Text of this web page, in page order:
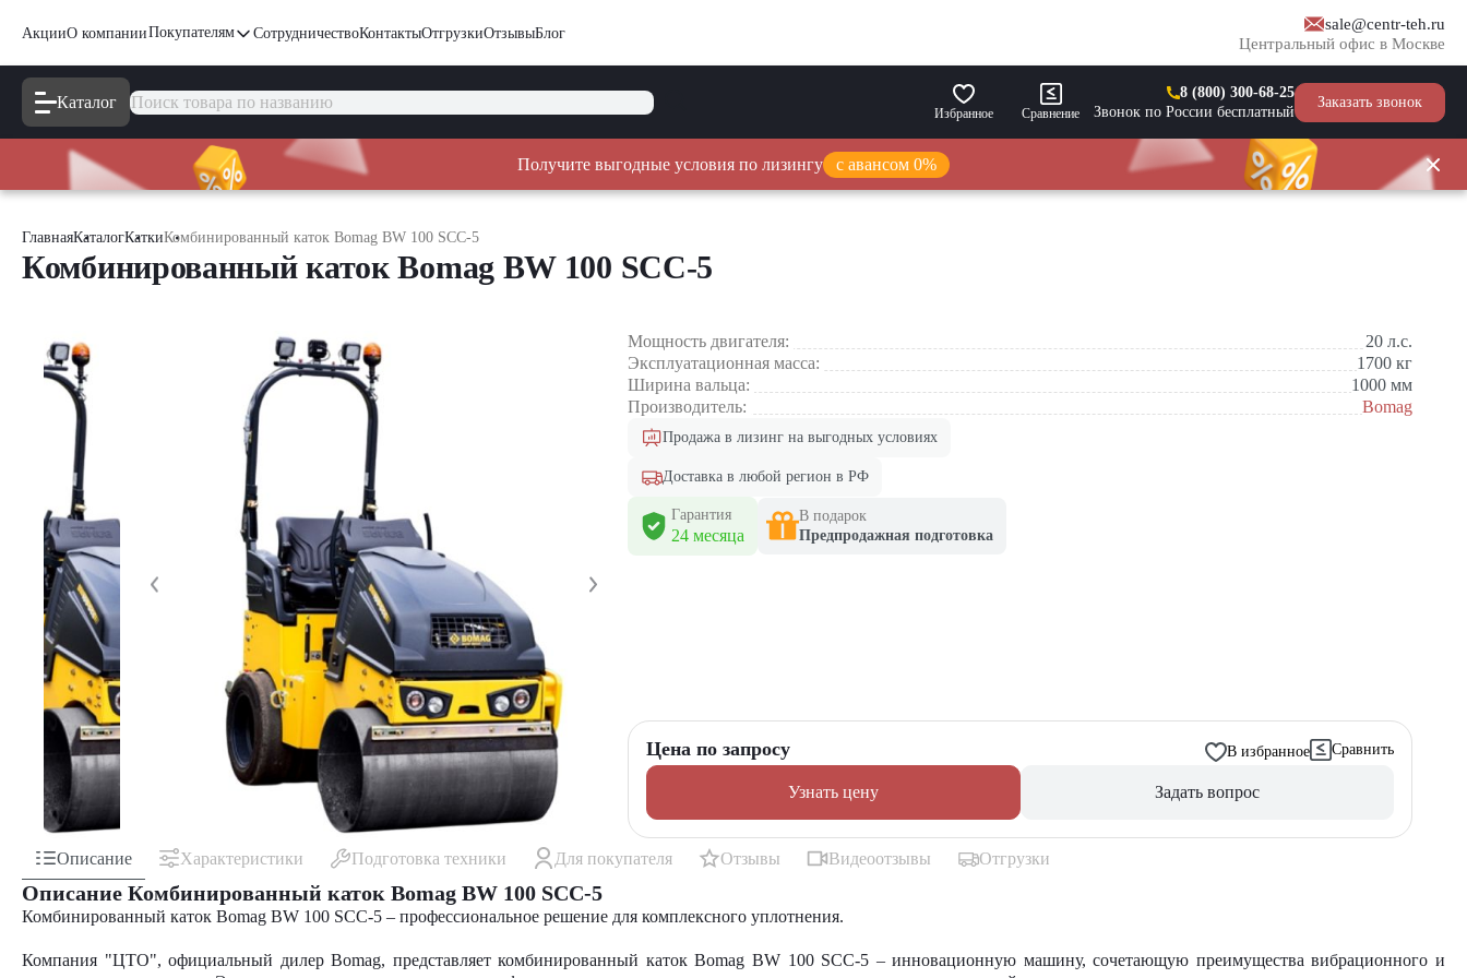
АкцииО компанииПокупателям СотрудничествоКонтактыОтгрузкиОтзывыБлог
sale@centr-teh.ru
Центральный офис в Москве
Каталог
Избранное Сравнение
8 (800) 300-68-25
Звонок по России бесплатный
Заказать звонок
Получите выгодные условия по лизингу с авансом 0%
ГлавнаяКаталогКаткиКомбинированный каток Bomag BW 100 SCC-5
Комбинированный каток Bomag BW 100 SCC-5
Мощность двигателя: 20 л.с.
Эксплуатационная масса:
1700 кг
Ширина вальца:
1000 мм
Производитель:
Bomag
Продажа в лизинг на выгодных условиях
Доставка в любой регион в РФ
Гарантия
24 месяца
В подарок
Предпродажная подготовка
Цена по запросу В избранное Сравнить
Узнать цену Задать вопрос
Описание Характеристики Подготовка техники Для покупателя Отзывы Видеоотзывы Отгрузки
Описание Комбинированный каток Bomag BW 100 SCC-5
Комбинированный каток Bomag BW 100 SCC-5 – профессиональное решение для комплексного уплотнения.
Компания "ЦТО", официальный дилер Bomag, представляет комбинированный каток Bomag BW 100 SCC-5 – инновационную машину, сочетающую преимущества вибрационного и